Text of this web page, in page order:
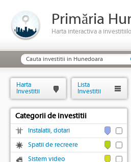
Primăria
Harta interactiva a
Harta
Investitii
Lista
Investitii
Categorii de investitii
Instalatii, dotari
Spatii de recreere
Sistem video